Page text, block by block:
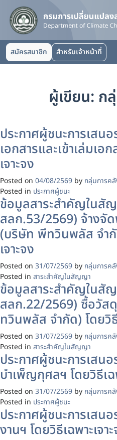
สมัครสมาชิก สำหรับเจ้าหน้าที่
ผู้เขียน: ก
ประกาศผู้ชนะการเสนอ
เอกสารและเข้าเล่มเอ
เจาะจง
Posted on 04/08/2569 by กลุ่มการค
Posted in ประกาศผู้ชนะ
ข้อมูลสาระสำคัญในสั
สลก.53/2569) จ้างจั
(บริษัท พีทวินพลัส จำกั
เจาะจง
Posted on 31/07/2569 by กลุ่มการค
Posted in สาระสำคัญในสัญญา
ข้อมูลสาระสำคัญในสั
สลก.22/2569) ซื้อวัส
ทวินพลัส จำกัด) โดยวิธี
Posted on 31/07/2569 by กลุ่มการค
Posted in สาระสำคัญในสัญญา
ประกาศผู้ชนะการเสน
บำเพ็ญกุศลฯ โดยวิธีเฉ
Posted on 31/07/2569 by กลุ่มการค
Posted in ประกาศผู้ชนะ
ประกาศผู้ชนะการเสน
งานฯ โดยวิธีเฉพาะเจา